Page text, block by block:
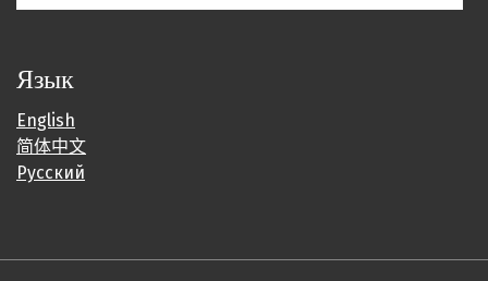
Язык
English
简体中文
Русский